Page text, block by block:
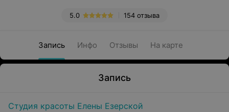
154 отзыва
5.0
Запись Инфо Отзывы На карте
Запись
Студия красоты Елены Езерской